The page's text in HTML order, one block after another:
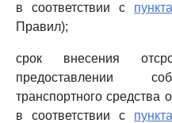
в соответствии с
Правил);
срок внесения
предоставлении
транспортного средства
в соответствии с